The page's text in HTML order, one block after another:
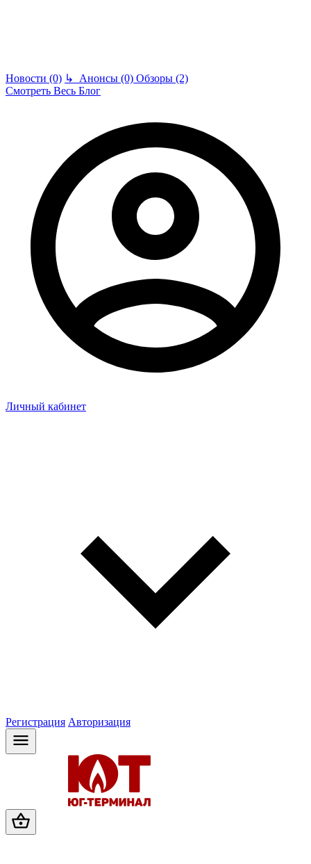
Новости (0) ↳ Анонсы (0) Обзоры (2)
Смотреть Весь Блог
Личный кабинет
Регистрация Авторизация